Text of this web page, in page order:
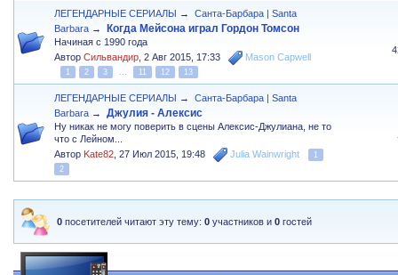
ЛЕГЕНДАРНЫЕ СЕРИАЛЫ →
Санта-Барбара | Santa
Barbara → Когда Мейсона играл Гордон Томсон
Начиная с 1990 года
АвторСильвандир ,2 Авг 2015, 17:33 Mason Capwell
1 2 3 ... 11 12 13
ЛЕГЕНДАРНЫЕ СЕРИАЛЫ →
Санта-Барбара | Santa
Barbara → Джулия - Алексис
Ну никак не могу поверить в сцены Алексис-Джулиана, не то
что с Лейном...
Автор Kate82 ,27 Июл 2015, 19:48 Julia Wainwright
1
2
0 посетителей читают эту тему:0 участников и0 гостей